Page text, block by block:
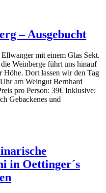
– Ausgebucht
mit einem Glas Sekt.
Weinberge führt uns hinauf
Höhe. Dort lassen wir den Tag
am Weingut Bernhard
pro Person: 39€ Inklusive:
Gebackenes und
in Oettinger´s